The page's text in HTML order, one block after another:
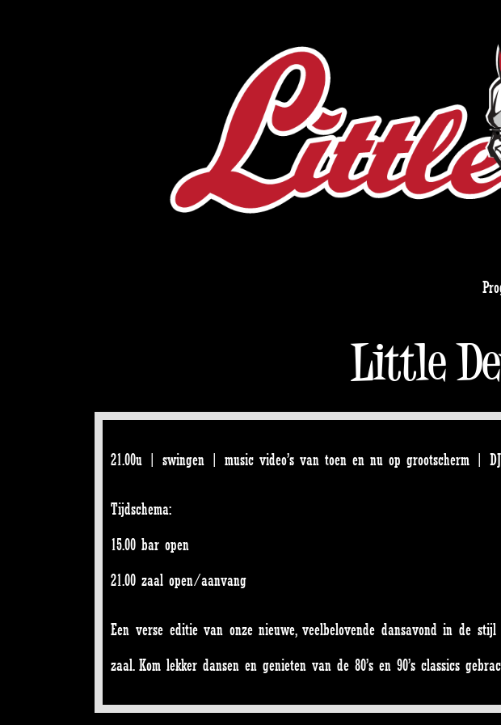
Little
21.00u | swingen | music video’s van toen en nu op grootscherm |
Tijdschema:
15.00 bar open
21.00 zaal open/aanvang
Een verse editie van onze nieuwe, veelbelovende dansavond in de
zaal. Kom lekker dansen en genieten van de 80’s en 90’s classics